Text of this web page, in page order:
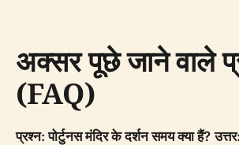
अक्सर पूछे जाने वाले
(FAQ)
प्रश्न: पोर्टुनस मंदिर के दर्शन समय क्या हैं? उत्तर: